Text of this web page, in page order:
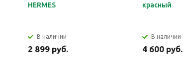
HERMES
В наличии
2 899 руб.
красный
В наличии
4 600 руб.